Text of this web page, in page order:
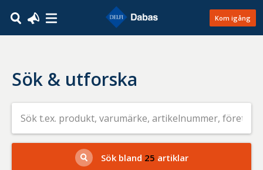
Kom igång
Sök & utforska
Sök
efter
livsmedel
på
t.ex.
produkt,
varumärke,
Sök bland 25 artiklar